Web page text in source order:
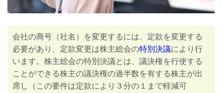
会社の商号（社名）を変更するには、定款を変更する
必要があり、定款変更は株主総会の特別決議により行
います。株主総会の特別決議とは、議決権を行使する
ことができる株主の議決権の過半数を有する株主が出
席し（この要件は定款により３分の１まで軽減可